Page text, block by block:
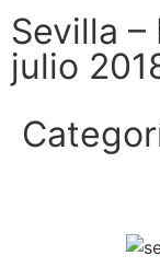
Sevilla –
julio